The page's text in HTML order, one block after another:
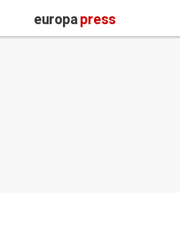
europapress